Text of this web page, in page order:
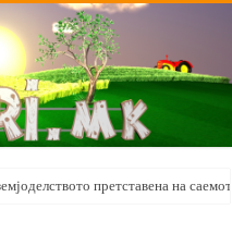
претставена на